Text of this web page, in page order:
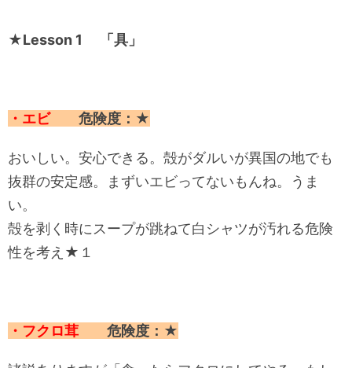
★Lesson 1 「具」
・エビ危険度：★
おいしい。安心できる。殻がダルいが異国の地でも
抜群の安定感。まずいエビってないもんね。うま
い。
殻を剥く時にスープが跳ねて白シャツが汚れる危険
性を考え★１
・フクロ茸 危険度：★